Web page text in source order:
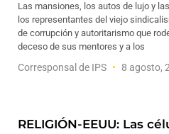
Las mansiones, los autos de lujo y
los representantes del viejo
de corrupción y autoritarismo que
deceso de sus mentores y a los
Corresponsal de IPS 8 agosto,
RELIGIÓN-EEUU: Las